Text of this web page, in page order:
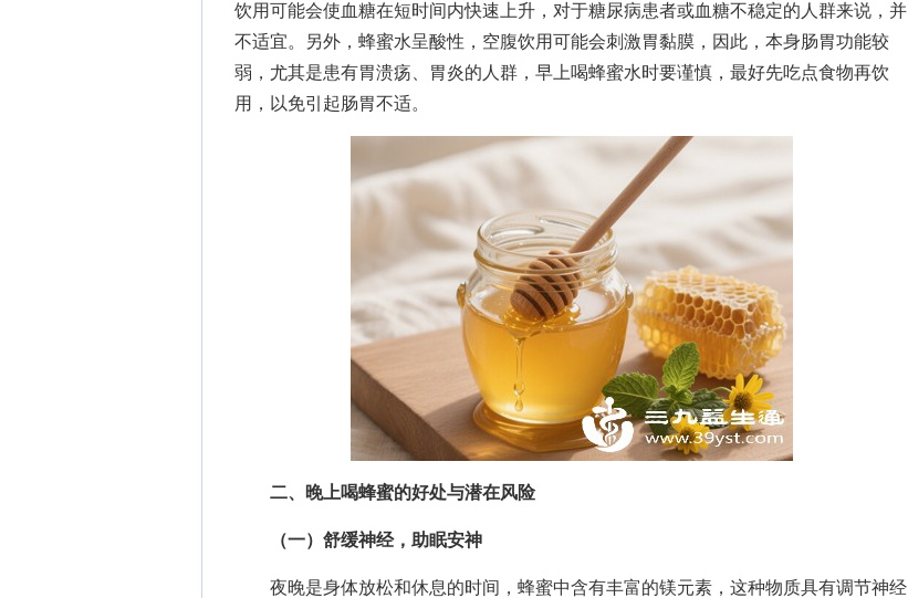
饮用可能会使血糖在短时间内快速上升，对于糖尿病患者或血糖不稳定的人群来说，并
不适宜。另外，蜂蜜水呈酸性，空腹饮用可能会刺激胃黏膜，因此，本身肠胃功能较
弱，尤其是患有胃溃疡、胃炎的人群，早上喝蜂蜜水时要谨慎，最好先吃点食物再饮
用，以免引起肠胃不适。
二、晚上喝蜂蜜的好处与潜在风险
（一）舒缓神经，助眠安神
夜晚是身体放松和休息的时间，蜂蜜中含有丰富的镁元素，这种物质具有调节神经